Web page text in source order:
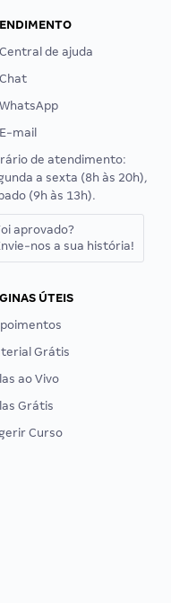
Central de ajuda
Chat
WhatsApp
E-mail
de atendimento:
a sexta (8h às 20h),
(9h às 13h).
aprovado?
nos a sua história!
ÚTEIS
Grátis
ao Vivo
Grátis
Curso